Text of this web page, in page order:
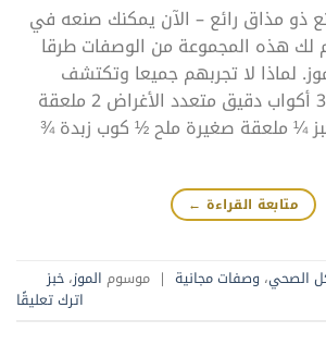
ذو مذاق رائع – الآن يمكنك صنعه في
لك هذه المجموعة من الوصفات طرقا
لماذا لا تجربهم جميعا وتكتشف
مفضلتك؟ خبز الموز 3 أكواب دقيق متعدد الأغراض 2 ملعقة
¼ ملعقة صغيرة ملح ½ كوب زبدة ¾
متابعة القراءة ←
الصحي، وصفات مجانية | موسوم الموز، خبز
اترك تعليقًا